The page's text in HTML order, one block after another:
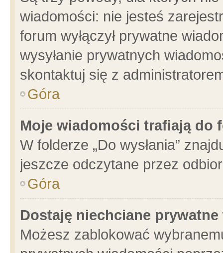
wiadomości: nie jesteś
forum wyłączył prywatne
wysyłanie prywatnych
skontaktuj się z
Góra
Moje wiadomości trafiają do
W folderze „Do wysłania”
jeszcze odczytane przez
Góra
Dostaję niechciane
Możesz zablokować